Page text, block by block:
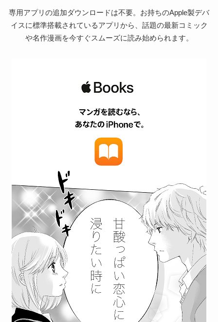
専用アプリの追加ダウンロードは不要。お持ちのApple製デバ
イスに標準搭載されているアプリから、話題の最新コミック
や名作漫画を今すぐスムーズに読み始められます。